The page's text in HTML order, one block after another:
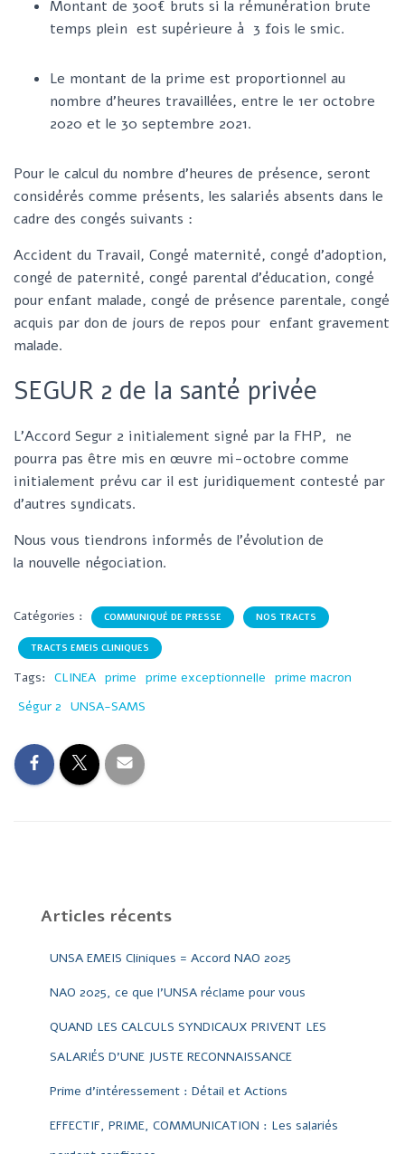
Montant de 300€ bruts si la rémunération brute
temps plein est supérieure à 3 fois le smic.
Le montant de la prime est proportionnel au
nombre d’heures travaillées, entre le 1er octobre
2020 et le 30 septembre 2021.
Pour le calcul du nombre d’heures de présence, seront
considérés comme présents, les salariés absents dans le
cadre des congés suivants :
Accident du Travail, Congé maternité, congé d’adoption,
congé de paternité, congé parental d’éducation, congé
pour enfant malade, congé de présence parentale, congé
acquis par don de jours de repos pour enfant gravement
malade.
SEGUR 2 de la santé privée
L’Accord Segur 2 initialement signé par la FHP, ne
pourra pas être mis en œuvre mi-octobre comme
initialement prévu car il est juridiquement contesté par
d’autres syndicats.
Nous vous tiendrons informés de l’évolution de
la nouvelle négociation.
Catégories : COMMUNIQUÉ DE PRESSE NOS TRACTS
TRACTS EMEIS CLINIQUES
Tags: CLINEA prime prime exceptionnelle prime macron
Ségur 2 UNSA-SAMS
Articles récents
UNSA EMEIS Cliniques = Accord NAO 2025
NAO 2025, ce que l’UNSA réclame pour vous
QUAND LES CALCULS SYNDICAUX PRIVENT LES
SALARIÉS D’UNE JUSTE RECONNAISSANCE
Prime d’intéressement : Détail et Actions
EFFECTIF, PRIME, COMMUNICATION : Les salariés